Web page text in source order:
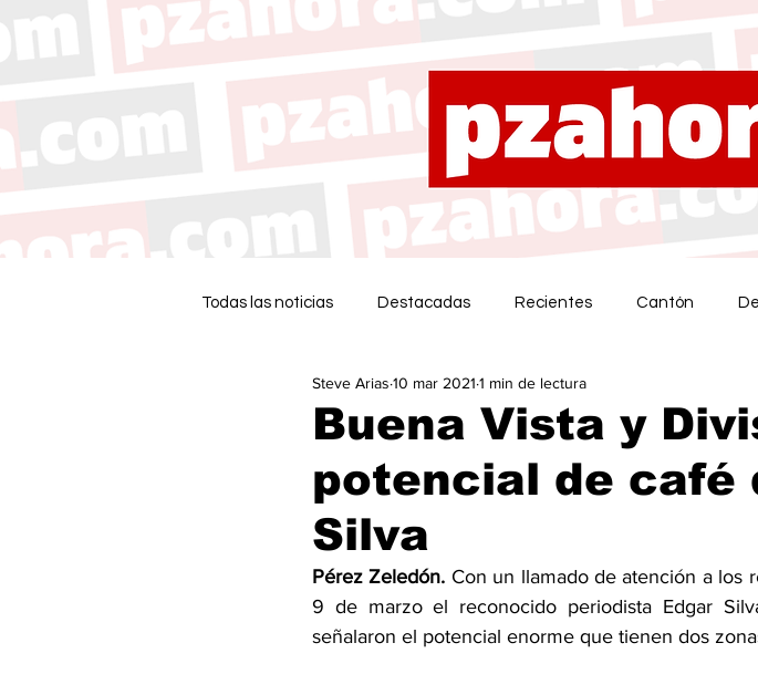
Todas las noticias Destacadas Recientes Cantón
Buena Vista y
potencial de café
Silva
Steve Arias 10 mar 2021 1 min de lectura
Pérez Zeledón. Con un llamado de atención a los
9 de marzo el reconocido periodista Edgar
señalaron el potencial enorme que tienen dos